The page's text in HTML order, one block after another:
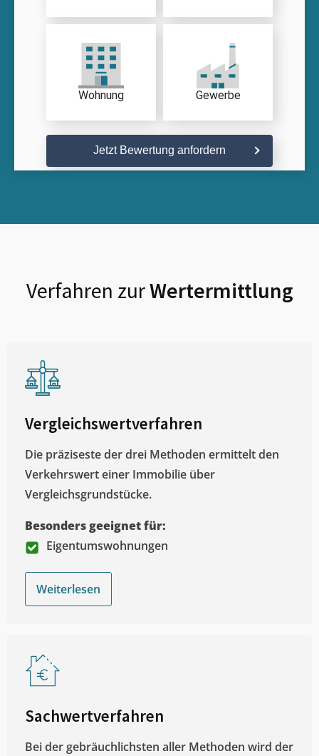
Wohnung Gewerbe
Jetzt Bewertung anfordern
Verfahren zurWertermittlung
Vergleichswertverfahren
Die präziseste der drei Methoden ermittelt den
Verkehrswert einer Immobilie über
Vergleichsgrundstücke.
Besonders geeignet für:
Eigentumswohnungen
Weiterlesen
Sachwertverfahren
Bei der gebräuchlichsten aller Methoden wird der